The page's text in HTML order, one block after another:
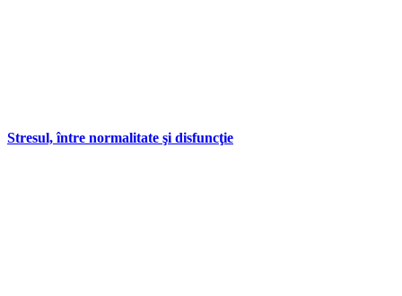
Stresul, între normalitate şi disfuncţie